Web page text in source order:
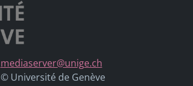
mediaserver@unige.ch
© Université de Genève